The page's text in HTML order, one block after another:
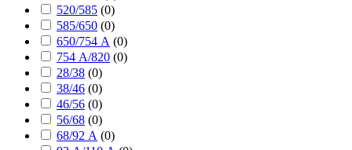
520/585 (0)
585/650 (0)
650/754 А (0)
754 А/820 (0)
28/38 (0)
38/46 (0)
46/56 (0)
56/68 (0)
68/92 А (0)